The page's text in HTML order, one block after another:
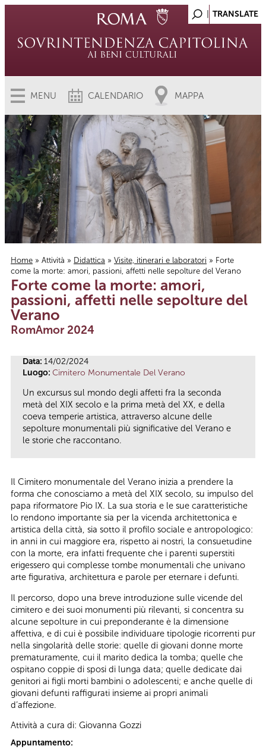
MENU CALENDARIO MAPPA
Tu sei qui
Home » Attività » Didattica » Visite, itinerari e laboratori » Forte
come la morte: amori, passioni, affetti nelle sepolture del Verano
Forte come la morte: amori,
passioni, affetti nelle sepolture del
Verano
RomAmor 2024
Data: 14/02/2024
Luogo: Cimitero Monumentale Del Verano
Un excursus sul mondo degli affetti fra la seconda
metà del XIX secolo e la prima metà del XX, e della
coeva temperie artistica, attraverso alcune delle
sepolture monumentali più significative del Verano e
le storie che raccontano.
Il Cimitero monumentale del Verano inizia a prendere la
forma che conosciamo a metà del XIX secolo, su impulso del
papa riformatore Pio IX. La sua storia e le sue caratteristiche
lo rendono importante sia per la vicenda architettonica e
artistica della città, sia sotto il profilo sociale e antropologico:
in anni in cui maggiore era, rispetto ai nostri, la consuetudine
con la morte, era infatti frequente che i parenti superstiti
erigessero qui complesse tombe monumentali che univano
arte figurativa, architettura e parole per eternare i defunti.
Il percorso, dopo una breve introduzione sulle vicende del
cimitero e dei suoi monumenti più rilevanti, si concentra su
alcune sepolture in cui preponderante è la dimensione
affettiva, e di cui è possibile individuare tipologie ricorrenti pur
nella singolarità delle storie: quelle di giovani donne morte
prematuramente, cui il marito dedica la tomba; quelle che
ospitano coppie di sposi di lunga data; quelle dedicate dai
genitori ai figli morti bambini o adolescenti; e anche quelle di
giovani defunti raffigurati insieme ai propri animali
d’affezione.
Attività a cura di: Giovanna Gozzi
Appuntamento: